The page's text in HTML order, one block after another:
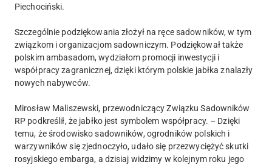
Piechociński.
Szczególnie podziękowania złożył na ręce sadowników, w tym
związkom i organizacjom sadowniczym. Podziękował także
polskim ambasadom, wydziałom promocji inwestycji i
współpracy zagranicznej, dzięki którym polskie jabłka znalazły
nowych nabywców.
Mirosław Maliszewski, przewodniczący Związku Sadowników
RP podkreślił, że jabłko jest symbolem współpracy. – Dzięki
temu, że środowisko sadowników, ogrodników polskich i
warzywników się zjednoczyło, udało się przezwyciężyć skutki
rosyjskiego embarga, a dzisiaj widzimy w kolejnym roku jego